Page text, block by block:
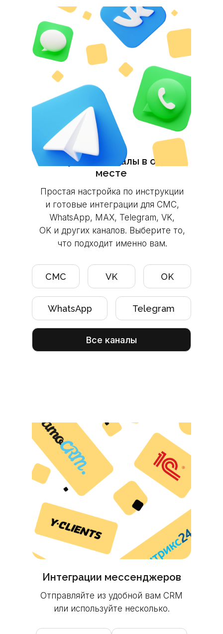
Все нужные каналы в одном
месте
Простая настройка по инструкции
и готовые интеграции для СМС,
WhatsApp, MAX, Telegram, VK,
OK и других каналов. Выберите то,
что подходит именно вам.
Все каналы
СМС VK
WhatsApp
OK
Telegram
Отправляйте из удобной вам CRM
или используйте несколько.
Интеграции мессенджеров